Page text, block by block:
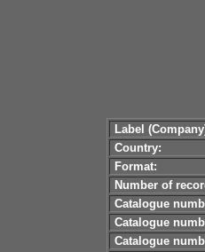
Label
Country:
Format:
Number of
Catalogue
Catalogue
Catalogue